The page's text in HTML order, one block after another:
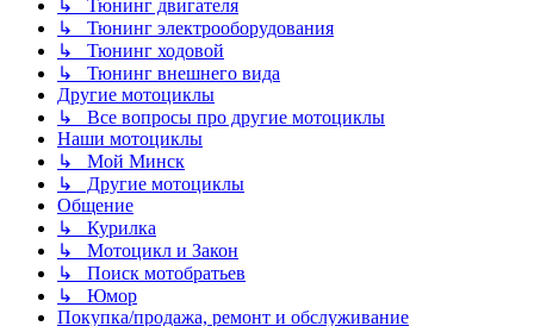
↳ Тюнинг двигателя
↳ Тюнинг электрооборудования
↳ Тюнинг ходовой
↳ Тюнинг внешнего вида
Другие мотоциклы
↳ Все вопросы про другие мотоциклы
Наши мотоциклы
↳ Мой Минск
↳ Другие мотоциклы
Общение
↳ Курилка
↳ Мотоцикл и Закон
↳ Поиск мотобратьев
↳ Юмор
Покупка/продажа, ремонт и обслуживание